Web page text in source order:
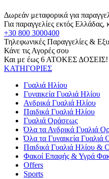
Δωρεάν μεταφορικά για
Για παραγγελίες εκτός
+30 800 3000400
Τηλεφωνικές Παραγγελίες &
Κάνε τις Αγορές σου
Και με έως 6 ΑΤΟΚΕΣ ΔΟΣΕΙΣ!
ΚΑΤΗΓΟΡΙΕΣ
Γυαλιά Ηλίου
Γυναικεία Γυαλιά Ηλίου
Ανδρικά Γυαλιά Ηλίου
Παιδικά Γυαλιά Ηλίου
Γυαλιά Οράσεως
Όλα τα Ανδρικά Γυαλιά
Όλα τα Γυναικεία Γυαλιά
Παιδικά Γυαλιά Ηλίου &
Φακοί Επαφής & Υγρά
Offers
Sports